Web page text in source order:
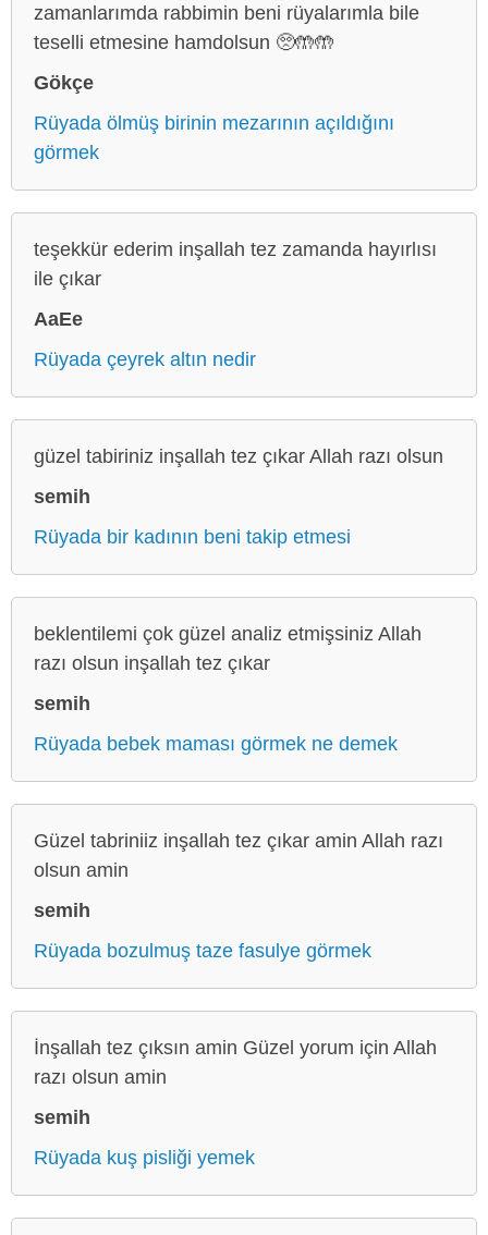
zamanlarımda rabbimin beni rüyalarımla bile
teselli etmesine hamdolsun 🥺🤲🤲
Gökçe
Rüyada ölmüş birinin mezarının açıldığını
görmek
teşekkür ederim inşallah tez zamanda hayırlısı
ile çıkar
AaEe
Rüyada çeyrek altın nedir
güzel tabiriniz inşallah tez çıkar Allah razı olsun
semih
Rüyada bir kadının beni takip etmesi
beklentilemi çok güzel analiz etmişsiniz Allah
razı olsun inşallah tez çıkar
semih
Rüyada bebek maması görmek ne demek
Güzel tabriniiz inşallah tez çıkar amin Allah razı
olsun amin
semih
Rüyada bozulmuş taze fasulye görmek
İnşallah tez çıksın amin Güzel yorum için Allah
razı olsun amin
semih
Rüyada kuş pisliği yemek